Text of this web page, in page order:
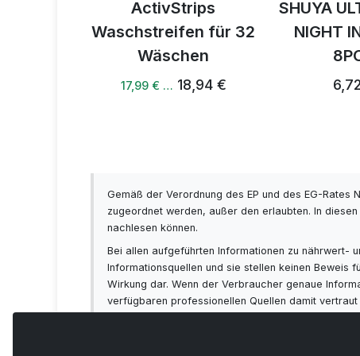
SHUYA ULTRATHEN
NIGHT INSERTS
8PCS
6,72 €
ohne
Salz
Gemäß der Verordnung des EP und des EG-
zugeordnet werden, außer den erlaubten. In
nachlesen können.
Bei allen aufgeführten Informationen zu nährwert-
Informationsquellen und sie stellen keinen Beweis
Wirkung dar. Wenn der Verbraucher genaue
verfügbaren professionellen Quellen damit